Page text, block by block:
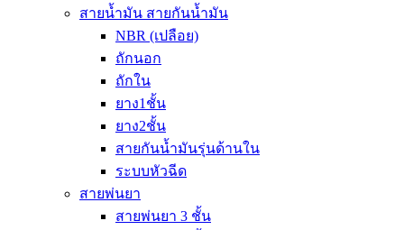
สายน้ำมัน สายกันน้ำมัน
NBR (เปลือย)
ถักนอก
ถักใน
ยาง1ชั้น
ยาง2ชั้น
สายกันน้ำมันรุ่นด้านใน
ระบบหัวฉีด
สายพ่นยา
สายพ่นยา 3 ชั้น